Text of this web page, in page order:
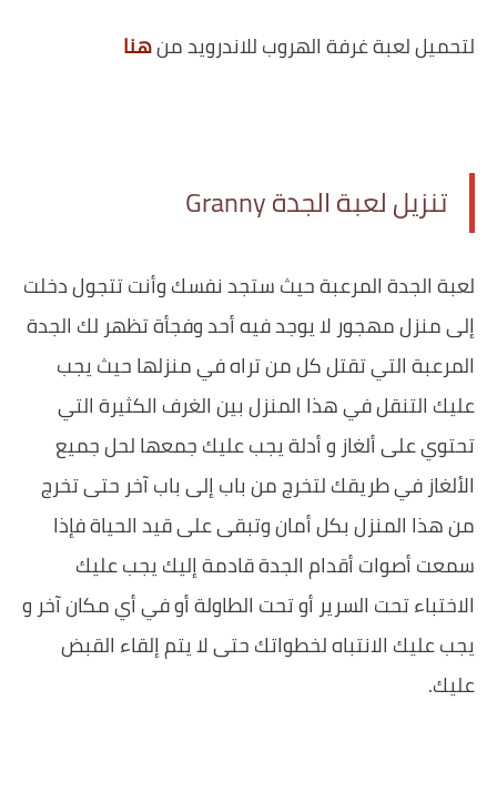
لتحميل لعبة غرفة الهروب للاندرويد منهنا
تنزيل لعبة الجدة Granny
‏لعبة الجدة المرعبة حيث ستجد نفسك وأنت تتجول دخلت
إلى منزل مهجور لا يوجد فيه أحد وفجأة تظهر لك الجدة
المرعبة التي تقتل كل من تراه في منزلها حيث يجب
عليك التنقل في هذا المنزل بين الغرف الكثيرة التي
تحتوي على ألغاز و أدلة يجب عليك جمعها لحل جميع
الألغاز في طريقك لتخرج من باب إلى باب آخر حتى تخرج
من هذا المنزل بكل أمان وتبقى على قيد الحياة فإذا
سمعت أصوات أقدام الجدة قادمة إليك يجب عليك
الاختباء تحت السرير أو تحت الطاولة أو في أي مكان آخر و
يجب عليك الانتباه لخطواتك حتى لا يتم إلقاء القبض
عليك.